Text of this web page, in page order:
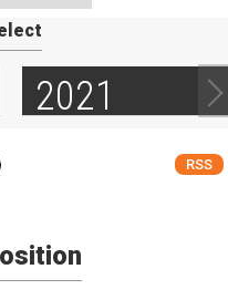
2021
RSS